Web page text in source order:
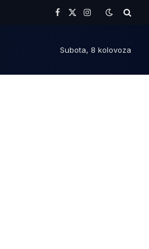
Facebook
X
Instagram
Subota, 8 kolovoza